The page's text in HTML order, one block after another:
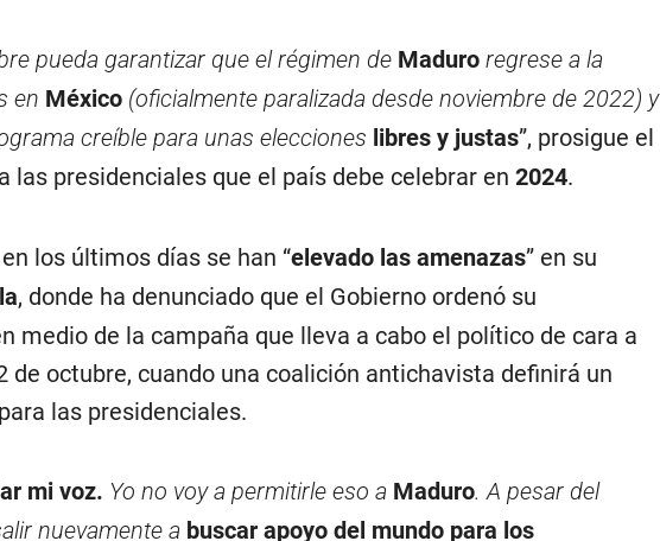
pueda garantizar que el régimen de Maduro regrese a la
en México (oficialmente paralizada desde noviembre de 2022) y
creíble para unas elecciones libres y justas”, prosigue el
las presidenciales que el país debe celebrar en 2024.
los últimos días se han “elevado las amenazas” en su
, donde ha denunciado que el Gobierno ordenó su
medio de la campaña que lleva a cabo el político de cara a
de octubre, cuando una coalición antichavista definirá un
las presidenciales.
mi voz. Yo no voy a permitirle eso a Maduro. A pesar del
nuevamente a buscar apoyo del mundo para los